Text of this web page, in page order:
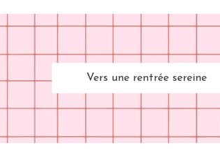
Vers une rentrée sereine